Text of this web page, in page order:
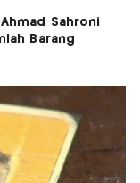
Sahroni
Barang